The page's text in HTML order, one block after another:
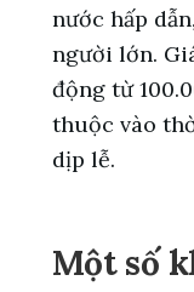
nước hấp
người lớn.
động từ
thuộc vào
dịp lễ.
Một số